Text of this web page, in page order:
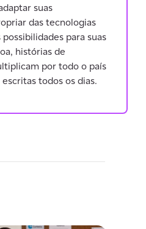
suas
das tecnologias
para suas
histórias de
por todo o país
todos os dias.